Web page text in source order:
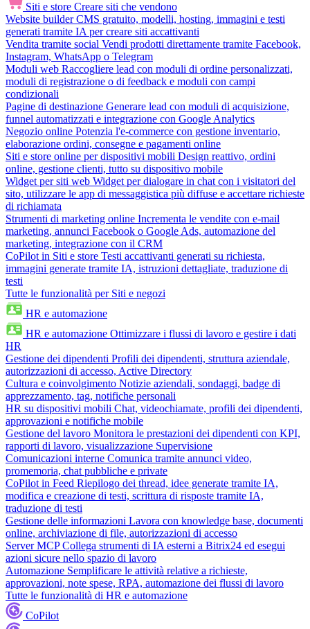
Siti e store Creare siti che vendono
Website builder CMS gratuito, modelli, hosting, immagini e testi
generati tramite IA per creare siti accattivanti
Vendita tramite social Vendi prodotti direttamente tramite Facebook,
Instagram, WhatsApp o Telegram
Moduli web Raccogliere lead con moduli di ordine personalizzati,
moduli di registrazione o di feedback e moduli con campi
condizionali
Pagine di destinazione Generare lead con moduli di acquisizione,
funnel automatizzati e integrazione con Google Analytics
Negozio online Potenzia l'e-commerce con gestione inventario,
elaborazione ordini, consegne e pagamenti online
Siti e store online per dispositivi mobili Design reattivo, ordini
online, gestione clienti, tutto su dispositivo mobile
Widget per siti web Widget per dialogare in chat con i visitatori del
sito, utilizzare le app di messaggistica più diffuse e accettare richieste
di richiamata
Strumenti di marketing online Incrementa le vendite con e-mail
marketing, annunci Facebook o Google Ads, automazione del
marketing, integrazione con il CRM
CoPilot in Siti e store Testi accattivanti generati su richiesta,
immagini generate tramite IA, istruzioni dettagliate, traduzione di
testi
Tutte le funzionalità per Siti e negozi
HR e automazione
HR e automazione Ottimizzare i flussi di lavoro e gestire i dati
HR
Gestione dei dipendenti Profili dei dipendenti, struttura aziendale,
autorizzazioni di accesso, Active Directory
Cultura e coinvolgimento Notizie aziendali, sondaggi, badge di
apprezzamento, tag, notifiche personali
HR su dispositivi mobili Chat, videochiamate, profili dei dipendenti,
approvazioni e notifiche mobile
Gestione del lavoro Monitora le prestazioni dei dipendenti con KPI,
rapporti di lavoro, visualizzazione Supervisione
Comunicazioni interne Comunica tramite annunci video,
promemoria, chat pubbliche e private
CoPilot in Feed Riepilogo dei thread, idee generate tramite IA,
modifica e creazione di testi, scrittura di risposte tramite IA,
traduzione di testi
Gestione delle informazioni Lavora con knowledge base, documenti
online, archiviazione di file, autorizzazioni di accesso
Server MCP Collega strumenti di IA esterni a Bitrix24 ed esegui
azioni sicure nello spazio di lavoro
Automazione Semplificare le attività relative a richieste,
approvazioni, note spese, RPA, automazione dei flussi di lavoro
Tutte le funzionalità di HR e automazione
CoPilot